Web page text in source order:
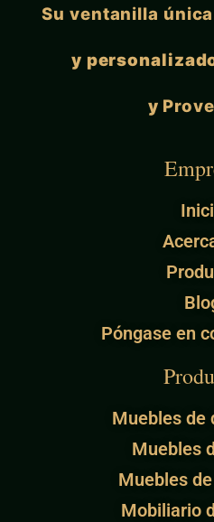
Su ventanilla
y
y
Póngase en
Muebles de
Muebles
Muebles
Mobiliario